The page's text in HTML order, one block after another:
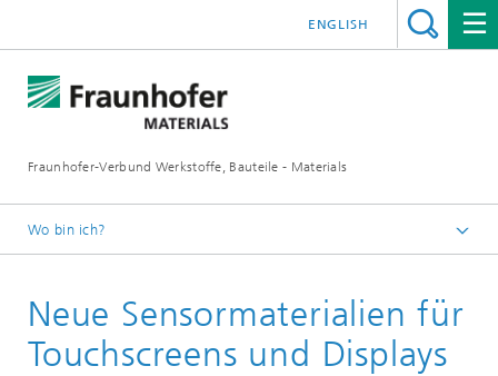
Fraunhofer-Verbund Werkstoffe, Bauteile - Materials
ENGLISH
Wo bin ich?
Mikrosystemtechnik
Neue Sensormaterialien für
Touchscreens und Displays